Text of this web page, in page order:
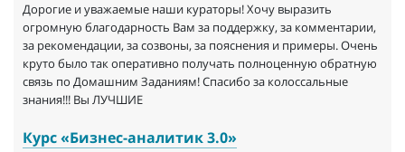
Дорогие и уважаемые наши кураторы! Хочу выразить
огромную благодарность Вам за поддержку, за комментарии,
за рекомендации, за созвоны, за пояснения и примеры. Очень
круто было так оперативно получать полноценную обратную
связь по Домашним Заданиям! Спасибо за колоссальные
знания!!! Вы ЛУЧШИЕ
Курс «Бизнес-аналитик 3.0»